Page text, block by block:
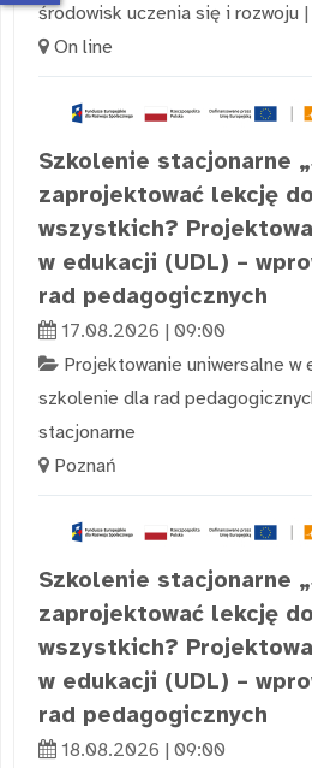
środowisk uczenia się i rozwoju |
On line
Szkolenie stacjonarne
zaprojektować lekcję
wszystkich?
w edukacji (UDL) –
rad pedagogicznych
17.08.2026 | 09:00
Projektowanie uniwersalne w
szkolenie dla rad
stacjonarne
Poznań
Szkolenie stacjonarne
zaprojektować lekcję
wszystkich?
w edukacji (UDL) –
rad pedagogicznych
18.08.2026 | 09:00